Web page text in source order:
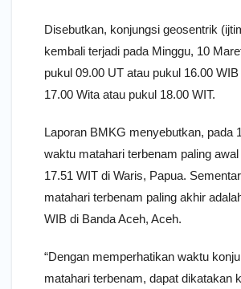
Disebutkan, konjungsi geosentrik
kembali terjadi pada Minggu, 10
pukul 09.00 UT atau pukul 16.00
17.00 Wita atau pukul 18.00 WIT.
Laporan BMKG menyebutkan, pada
waktu matahari terbenam paling
17.51 WIT di Waris, Papua.
matahari terbenam paling akhir
WIB di Banda Aceh, Aceh.
“Dengan memperhatikan waktu
matahari terbenam, dapat dikatakan